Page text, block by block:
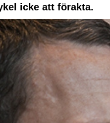
icke att förakta.